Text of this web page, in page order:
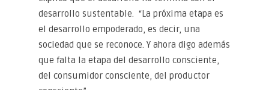
desarrollo sustentable. “La próxima etapa es
el desarrollo empoderado, es decir, una
sociedad que se reconoce. Y ahora digo además
que falta la etapa del desarrollo consciente,
del consumidor consciente, del productor